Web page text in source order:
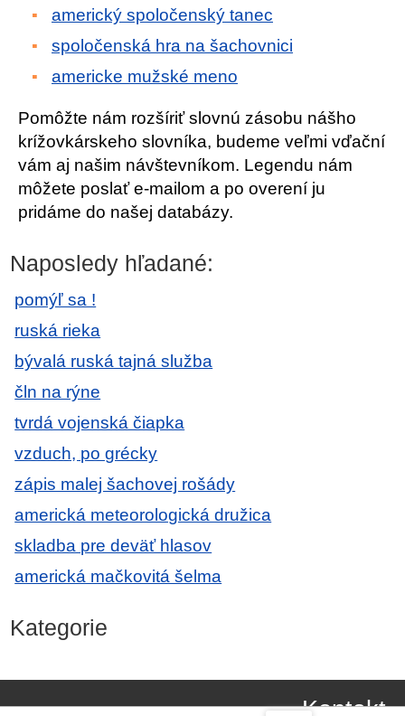
americký spoločenský tanec
spoločenská hra na šachovnici
americke mužské meno
Pomôžte nám rozšíriť slovnú zásobu nášho
krížovkárskeho slovníka, budeme veľmi vďační
vám aj našim návštevníkom. Legendu nám
môžete poslať e-mailom a po overení ju
pridáme do našej databázy.
Naposledy hľadané:
pomýľ sa !
ruská rieka
bývalá ruská tajná služba
čln na rýne
tvrdá vojenská čiapka
vzduch, po grécky
zápis malej šachovej rošády
americká meteorologická družica
skladba pre deväť hlasov
americká mačkovitá šelma
Kategorie
Kontakt